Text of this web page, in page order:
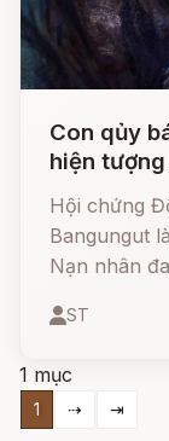
Con qủy
hiện
Hội chứng
Bangungut
Nạn nhân
nữa.
ST
1 mục
1 ⇢ ⇥